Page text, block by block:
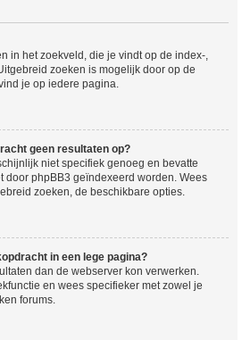
in het zoekveld, die je vindt op de index-,
zoeken is mogelijk door op de
je op iedere pagina.
geen resultaten op?
niet specifiek genoeg en bevatte
door phpBB3 geïndexeerd worden. Wees
zoeken, de beschikbare opties.
in een lege pagina?
dan de webserver kon verwerken.
en wees specifieker met zowel je
forums.